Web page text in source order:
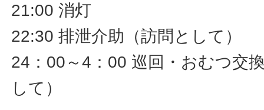
21:00 消灯
22:30 排泄介助（訪問として）
24：00～4：00 巡回・おむつ交
して）